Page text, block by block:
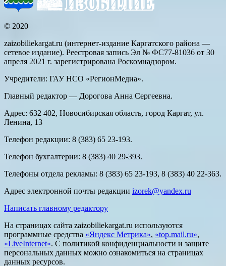
© 2020
zaizobiliekargat.ru (интернет-издание Каргатского района —
сетевое издание). Реестровая запись Эл № ФС77-81036 от 30
апреля 2021 г. зарегистрирована Роскомнадзором.
Учредители: ГАУ НСО «РегионМедиа».
Главный редактор — Дорогова Анна Сергеевна.
Адрес: 632 402, Новосибирская область, город Каргат, ул.
Ленина, 13
Телефон редакции: 8 (383) 65 23-193.
Телефон бухгалтерии: 8 (383) 40 29-393.
Телефоны отдела рекламы: 8 (383) 65 23-193, 8 (383) 40 22-363.
Адрес электронной почты редакции izorek@yandex.ru
Написать главному редактору
На страницах сайта zaizobiliekargat.ru используются
программные средства «Яндекс Метрика», «top.mail.ru»,
«LiveInternet». С политикой конфиденциальности и защите
персональных данных можно ознакомиться на страницах
данных ресурсов.